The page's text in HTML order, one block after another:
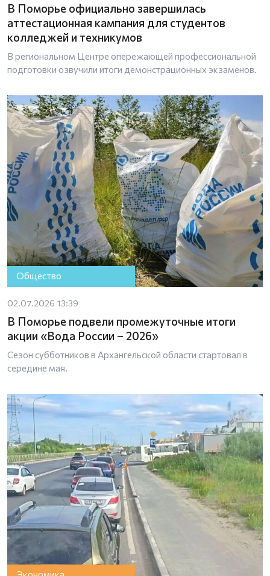
В Поморье официально завершилась
аттестационная кампания для студентов
колледжей и техникумов
В региональном Центре опережающей профессиональной
подготовки озвучили итоги демонстрационных экзаменов.
Общество
02.07.2026 13:39
В Поморье подвели промежуточные итоги
акции «Вода России – 2026»
Сезон субботников в Архангельской области стартовал в
середине мая.